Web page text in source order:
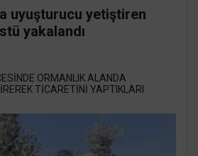
uyuşturucu yetiştiren
yakalandı
ORMANLIK ALANDA
TİCARETİNİ YAPTIKLARI